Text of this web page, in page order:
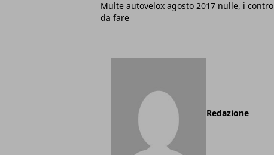
Multe autovelox agosto 2017 nulle, i
da fare
Redazione